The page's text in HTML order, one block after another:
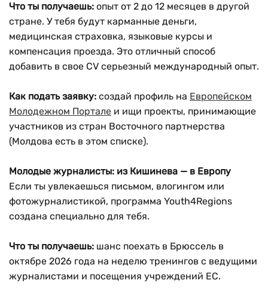
Что ты получаешь: опыт от 2 до 12 месяцев в другой
стране. У тебя будут карманные деньги,
медицинская страховка, языковые курсы и
компенсация проезда. Это отличный способ
добавить в свое CV серьезный международный опыт.
Как подать заявку: создай профиль на Европейском
Молодежном Портале и ищи проекты, принимающие
участников из стран Восточного партнерства
(Молдова есть в этом списке).
Молодые журналисты: из Кишинева — в Европу
Если ты увлекаешься письмом, влогингом или
фотожурналистикой, программа Youth4Regions
создана специально для тебя.
Что ты получаешь: шанс поехать в Брюссель в
октябре 2026 года на неделю тренингов с ведущими
журналистами и посещения учреждений ЕС.